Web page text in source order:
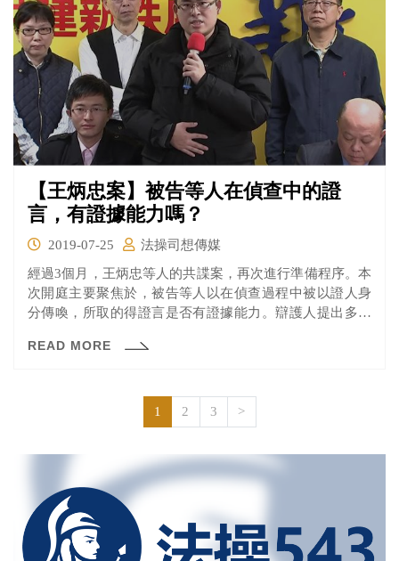
【王炳忠案】被告等人在偵查中的證
言，有證據能力嗎？
2019-07-25
法操司想傳媒
經過3個月，王炳忠等人的共諜案，再次進行準備程序。本
次開庭主要聚焦於，被告等人以在偵查過程中被以證人身
分傳喚，所取的得證言是否有證據能力。辯護人提出多份
的方式傳喚，剝奪被告請辯護人協助的權利。 但王炳忠什
方又是如何回應的呢？
READ MORE
1 2 3 >